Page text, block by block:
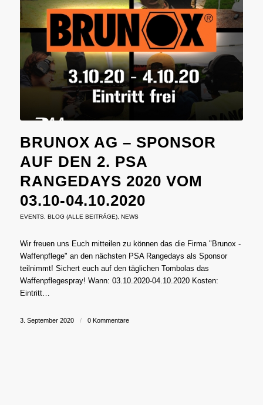
BRUNOX AG – SPONSOR
AUF DEN 2. PSA
RANGEDAYS 2020 VOM
03.10-04.10.2020
EVENTS, BLOG (ALLE BEITRÄGE), NEWS
Wir freuen uns Euch mitteilen zu können das die Firma "Brunox -
Waffenpflege" an den nächsten PSA Rangedays als Sponsor
teilnimmt! Sichert euch auf den täglichen Tombolas das
Waffenpflegespray! Wann: 03.10.2020-04.10.2020 Kosten:
Eintritt…
3. September 2020 / 0 Kommentare